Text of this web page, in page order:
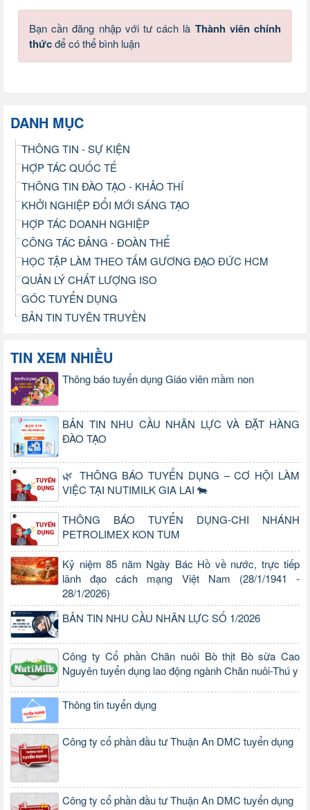
Bạn cần đăng nhập với tư cách là Thành viên chính
thứcđể có thể bình luận
DANH MỤC
THÔNG TIN - SỰ KIỆN
HỢP TÁC QUỐC TẾ
THÔNG TIN ĐÀO TẠO - KHẢO THÍ
KHỞI NGHIỆP ĐỔI MỚI SÁNG TẠO
HỢP TÁC DOANH NGHIỆP
CÔNG TÁC ĐẢNG - ĐOÀN THỂ
HỌC TẬP LÀM THEO TẤM GƯƠNG ĐẠO ĐỨC HCM
QUẢN LÝ CHẤT LƯỢNG ISO
GÓC TUYỂN DỤNG
BẢN TIN TUYÊN TRUYỀN
TIN XEM NHIỀU
Thông báo tuyển dụng Giáo viên mầm non
BẢN TIN NHU CẦU NHÂN LỰC VÀ ĐẶT HÀNG
ĐÀO TẠO
🌿 THÔNG BÁO TUYỂN DỤNG – CƠ HỘI LÀM
VIỆC TẠI NUTIMILK GIA LAI 🐄
THÔNG BÁO TUYỂN DỤNG-CHI NHÁNH
PETROLIMEX KON TUM
Kỷ niệm 85 năm Ngày Bác Hồ về nước, trực tiếp
lãnh đạo cách mạng Việt Nam (28/1/1941 -
28/1/2026)
BẢN TIN NHU CẦU NHÂN LỰC SỐ 1/2026
Công ty Cổ phần Chăn nuôi Bò thịt Bò sữa Cao
Nguyên tuyển dụng lao động ngành Chăn nuôi-Thú y
Thông tin tuyển dụng
Công ty cổ phần đầu tư Thuận An DMC tuyển dụng
Công ty cổ phần đầu tư Thuận An DMC tuyển dụng